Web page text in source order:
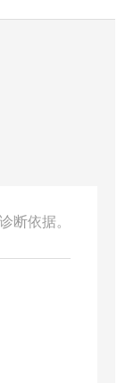
断依据。